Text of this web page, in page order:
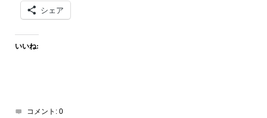
シェア
いいね:
コメント: 0